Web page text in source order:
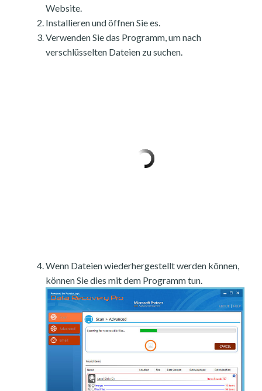
Website.
Installieren und öffnen Sie es.
Verwenden Sie das Programm, um nach
verschlüsselten Dateien zu suchen.
Wenn Dateien wiederhergestellt werden können,
können Sie dies mit dem Programm tun.